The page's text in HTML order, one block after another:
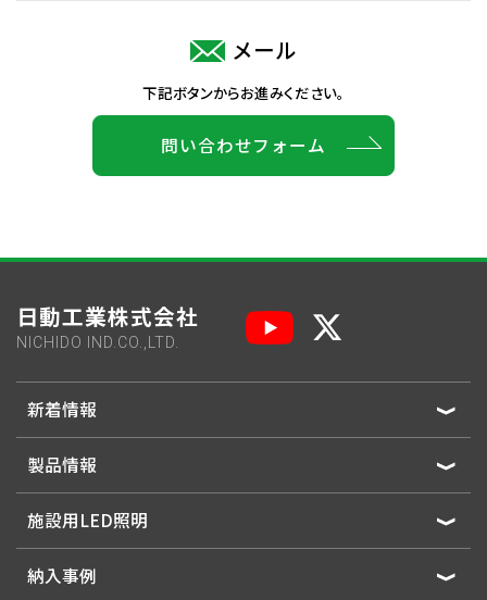
メール
下記ボタンからお進みください。
問い合わせフォーム
日動工業株式会社
NICHIDO IND.CO.,LTD.
新着情報
製品情報
施設用LED照明
納入事例